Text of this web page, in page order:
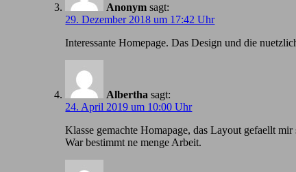
Anonym sagt:
29. Dezember 2018 um 17:42 Uhr
Іnteressante Homepage. Das Design und die
Albertha sagt:
24. April 2019 um 10:00 Uhr
Klasse gemachte Homapage, das Layout gefaellt mir
War bestimmt ne menge Arbeit.